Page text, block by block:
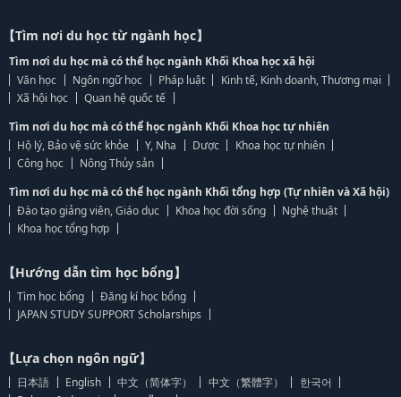
【Tìm nơi du học từ ngành học】
Tìm nơi du học mà có thể học ngành Khối Khoa học xã hội
Văn học
Ngôn ngữ học Pháp luật
Kinh tế, Kinh doanh, Thương mại
Xã hội học
Quan hệ quốc tế
Tìm nơi du học mà có thể học ngành Khối Khoa học tự nhiên
Hộ lý, Bảo vệ sức khỏe
Y, Nha Dược
Khoa học tự nhiên
Công học
Nông Thủy sản
Tìm nơi du học mà có thể học ngành Khối tổng hợp (Tự nhiên và Xã hội)
Đào tạo giảng viên, Giáo dục
Khoa học đời sống
Nghệ thuật
Khoa học tổng hợp
【Hướng dẫn tìm học bổng】
Tìm học bổng
Đăng kí học bổng
JAPAN STUDY SUPPORT Scholarships
【Lựa chọn ngôn ngữ】
日本語 English 中文（简体字） 中文（繁體字）
한국어